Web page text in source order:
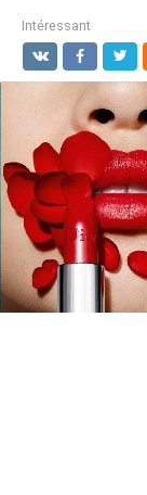
Intéressant